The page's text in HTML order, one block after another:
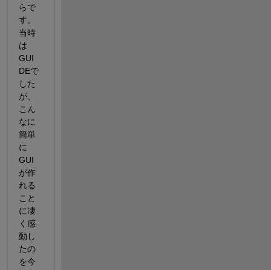
らで
す。
当時
は
GUI
DEで
した
が、
こん
なに
簡単
に
GUI
が作
れる
こと
に凄
く感
動し
たの
を今